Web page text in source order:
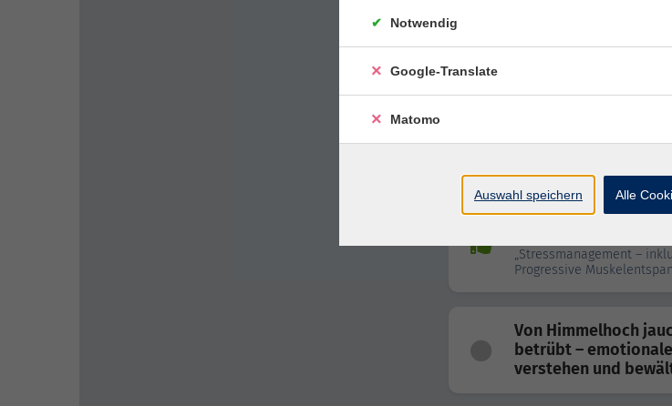
Workshop: Farben
Autogenes Training
„Stressmanagement –
Progressive
Von Himmelhoch
betrübt –
verstehen und
Notwendig
Google-Translate
Matomo
Auswahl speichern Alle